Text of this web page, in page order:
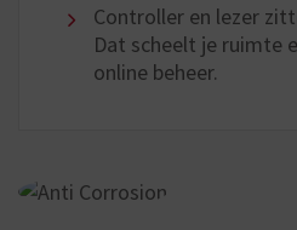
Controller en lezer
Dat scheelt je ruimte
online beheer.